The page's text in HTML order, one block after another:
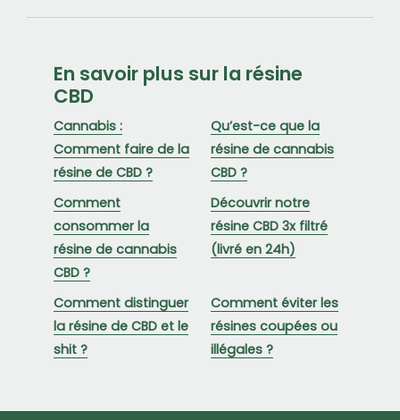
En savoir plus sur la résine
CBD
Cannabis :
Comment faire de la
résine de CBD ?
Qu’est-ce que la
résine de cannabis
CBD ?
Comment
consommer la
résine de cannabis
CBD ?
Découvrir notre
résine CBD 3x filtré
(livré en 24h)
Comment distinguer
la résine de CBD et le
shit ?
Comment éviter les
résines coupées ou
illégales ?